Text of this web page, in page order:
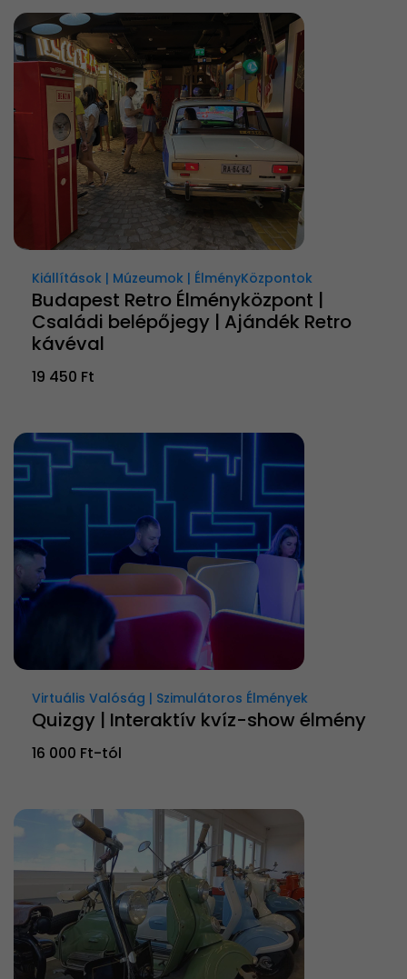
Kiállítások | Múzeumok | ÉlményKözpontok
Budapest Retro Élményközpont |
Családi belépőjegy | Ajándék Retro
kávéval
19 450 Ft
Virtuális Valóság | Szimulátoros Élmények
Quizgy | Interaktív kvíz-show élmény
16 000 Ft-tól